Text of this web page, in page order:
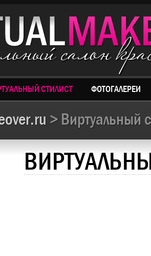
салон
СТИЛИСТ ФОТОГАЛЕРЕИ
> Виртуальный